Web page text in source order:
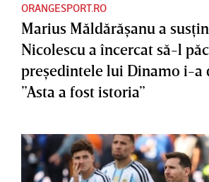
ORANGESPORT.RO
Marius Măldărăşanu a
Nicolescu a încercat să-l
preşedintele lui Dinamo i-a
”Asta a fost istoria”